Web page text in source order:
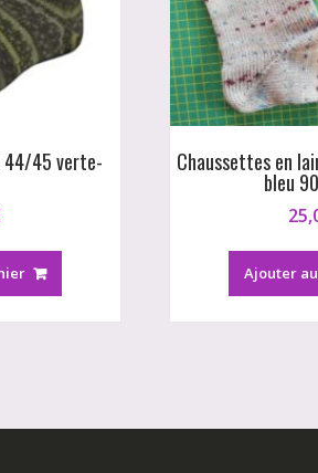
44/45 verte- Chaussettes en
bleu
Ajouter